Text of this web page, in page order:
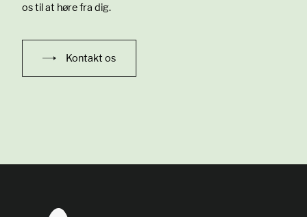
os til at høre fra dig.
Kontakt os